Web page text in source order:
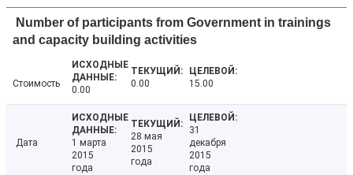
Number of participants from Government in trainings
and capacity building activities
Стоимость
0.00
0.00 15.00
Дата
1 марта
2015
года
28 мая
2015
года
31
декабря
2015
года